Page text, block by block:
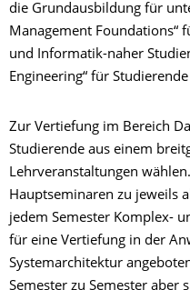
die Grundausbildung für
Management Foundations“
und Informatik-naher
Engineering“ für
Zur Vertiefung im Bereich
Studierende aus einem
Lehrveranstaltungen
Hauptseminaren zu jeweils
jedem Semester Komplex-
für eine Vertiefung in der
Systemarchitektur
Semester zu Semester aber